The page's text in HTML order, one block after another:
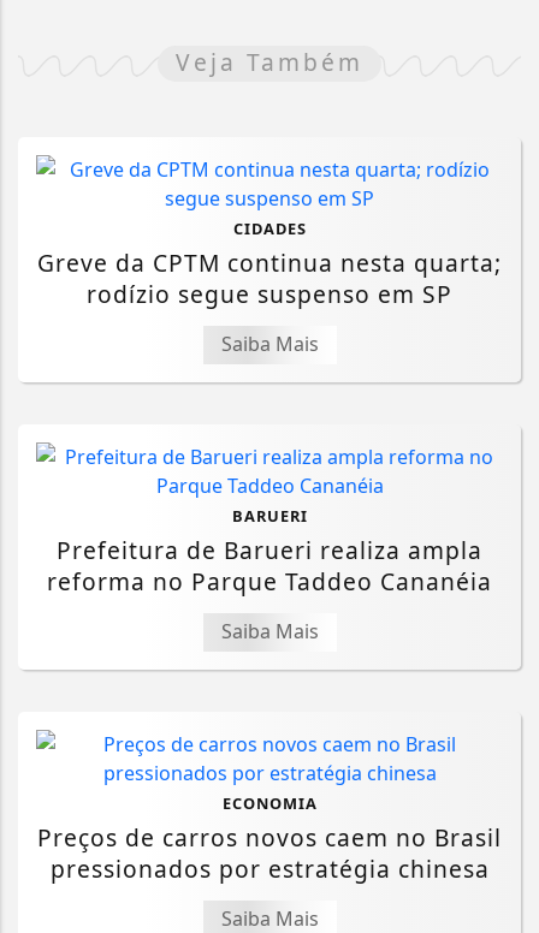
Veja Também
CIDADES
Greve da CPTM continua nesta quarta;
rodízio segue suspenso em SP
Saiba Mais
BARUERI
Prefeitura de Barueri realiza ampla
reforma no Parque Taddeo Cananéia
Saiba Mais
ECONOMIA
Preços de carros novos caem no Brasil
pressionados por estratégia chinesa
Saiba Mais